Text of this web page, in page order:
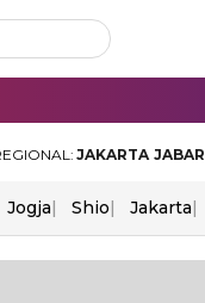
JAKARTA JABAR
Jogja Shio Jakarta